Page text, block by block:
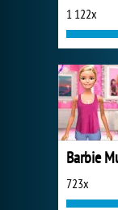
1 122x
Barbie
723x